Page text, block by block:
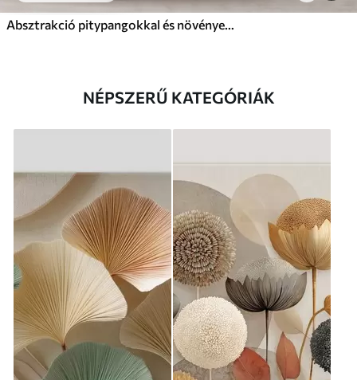
Absztrakció pitypangokkal és növényekkel
NÉPSZERŰ KATEGÓRIÁK